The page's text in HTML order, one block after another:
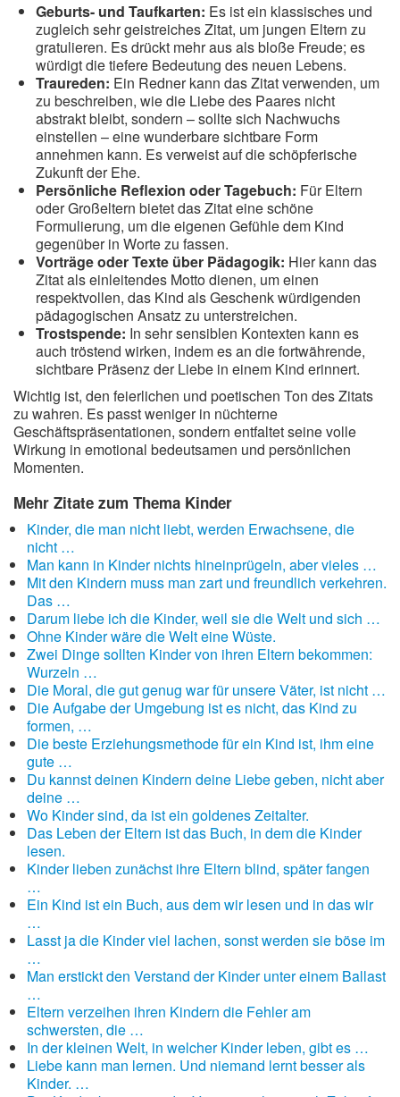
Geburts- und Taufkarten: Es ist ein klassisches und
zugleich sehr geistreiches Zitat, um jungen Eltern zu
gratulieren. Es drückt mehr aus als bloße Freude; es
würdigt die tiefere Bedeutung des neuen Lebens.
Traureden: Ein Redner kann das Zitat verwenden, um
zu beschreiben, wie die Liebe des Paares nicht
abstrakt bleibt, sondern – sollte sich Nachwuchs
einstellen – eine wunderbare sichtbare Form
annehmen kann. Es verweist auf die schöpferische
Zukunft der Ehe.
Persönliche Reflexion oder Tagebuch: Für Eltern
oder Großeltern bietet das Zitat eine schöne
Formulierung, um die eigenen Gefühle dem Kind
gegenüber in Worte zu fassen.
Vorträge oder Texte über Pädagogik: Hier kann das
Zitat als einleitendes Motto dienen, um einen
respektvollen, das Kind als Geschenk würdigenden
pädagogischen Ansatz zu unterstreichen.
Trostspende: In sehr sensiblen Kontexten kann es
auch tröstend wirken, indem es an die fortwährende,
sichtbare Präsenz der Liebe in einem Kind erinnert.
Wichtig ist, den feierlichen und poetischen Ton des Zitats
zu wahren. Es passt weniger in nüchterne
Geschäftspräsentationen, sondern entfaltet seine volle
Wirkung in emotional bedeutsamen und persönlichen
Momenten.
Mehr Zitate zum Thema Kinder
Kinder, die man nicht liebt, werden Erwachsene, die
nicht …
Man kann in Kinder nichts hineinprügeln, aber vieles …
Mit den Kindern muss man zart und freundlich verkehren.
Das …
Darum liebe ich die Kinder, weil sie die Welt und sich …
Ohne Kinder wäre die Welt eine Wüste.
Zwei Dinge sollten Kinder von ihren Eltern bekommen:
Wurzeln …
Die Moral, die gut genug war für unsere Väter, ist nicht …
Die Aufgabe der Umgebung ist es nicht, das Kind zu
formen, …
Die beste Erziehungsmethode für ein Kind ist, ihm eine
gute …
Du kannst deinen Kindern deine Liebe geben, nicht aber
deine …
Wo Kinder sind, da ist ein goldenes Zeitalter.
Das Leben der Eltern ist das Buch, in dem die Kinder
lesen.
Kinder lieben zunächst ihre Eltern blind, später fangen
…
Ein Kind ist ein Buch, aus dem wir lesen und in das wir
…
Lasst ja die Kinder viel lachen, sonst werden sie böse im
…
Man erstickt den Verstand der Kinder unter einem Ballast
…
Eltern verzeihen ihren Kindern die Fehler am
schwersten, die …
In der kleinen Welt, in welcher Kinder leben, gibt es …
Liebe kann man lernen. Und niemand lernt besser als
Kinder. …